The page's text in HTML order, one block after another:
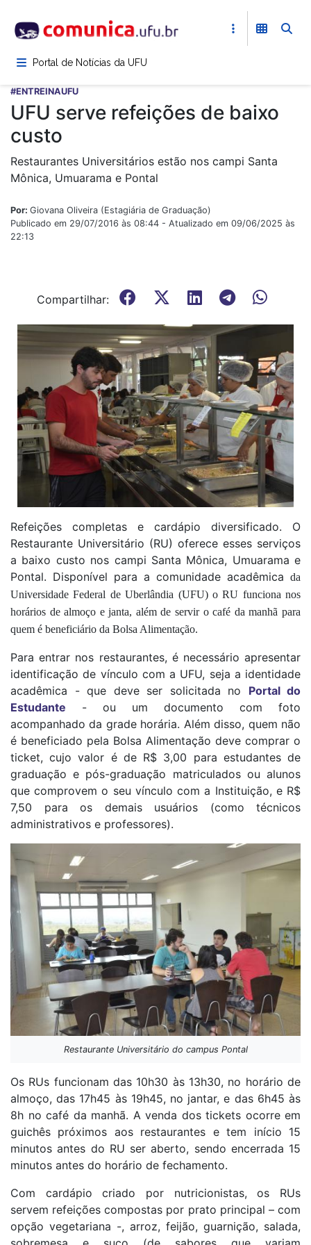
para
conteúdoPortal de Notícias da UFU
#ENTREINAUFU
UFU serve refeições de baixo
custo
Restaurantes Universitários estão nos campi Santa
Mônica, Umuarama e Pontal
Por: Giovana Oliveira (Estagiária de Graduação)
Publicado em 29/07/2016 às 08:44 - Atualizado em 09/06/2025 às
22:13
Compartilhar:
Refeições completas e cardápio diversificado. O
Restaurante Universitário (RU) oferece esses serviços
a baixo custo nos campi Santa Mônica, Umuarama e
Pontal. Disponível para a comunidade acadêmica da
Universidade Federal de Uberlândia (UFU)o RU funciona nos
horários de almoço e janta, além de servir o café da manhã para
quem é beneficiário da Bolsa Alimentação.
Para entrar nos restaurantes, é necessário apresentar
identificação de vínculo com a UFU, seja a identidade
acadêmica - que deve ser solicitada no Portal do
Estudante - ou um documento com foto
acompanhado da grade horária. Além disso, quem não
é beneficiado pela Bolsa Alimentação deve comprar o
ticket, cujo valor é de R$ 3,00 para estudantes de
graduação e pós-graduação matriculados ou alunos
que comprovem o seu vínculo com a Instituição, e R$
7,50 para os demais usuários (como técnicos
administrativos e professores).
Restaurante Universitário do campus Pontal
Os RUs funcionam das 10h30 às 13h30, no horário de
almoço, das 17h45 às 19h45, no jantar, e das 6h45 às
8h no café da manhã. A venda dos tickets ocorre em
guichês próximos aos restaurantes e tem início 15
minutos antes do RU ser aberto, sendo encerrada 15
minutos antes do horário de fechamento.
Com cardápio criado por nutricionistas, os RUs
servem refeições compostas por prato principal – com
opção vegetariana -, arroz, feijão, guarnição, salada,